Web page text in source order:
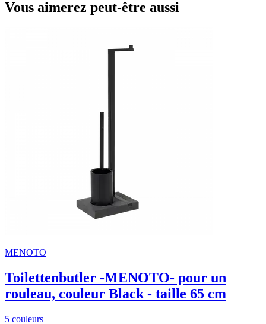
Vous aimerez peut-être aussi
MENOTO
Toilettenbutler -MENOTO- pour un
rouleau, couleur Black - taille 65 cm
5 couleurs